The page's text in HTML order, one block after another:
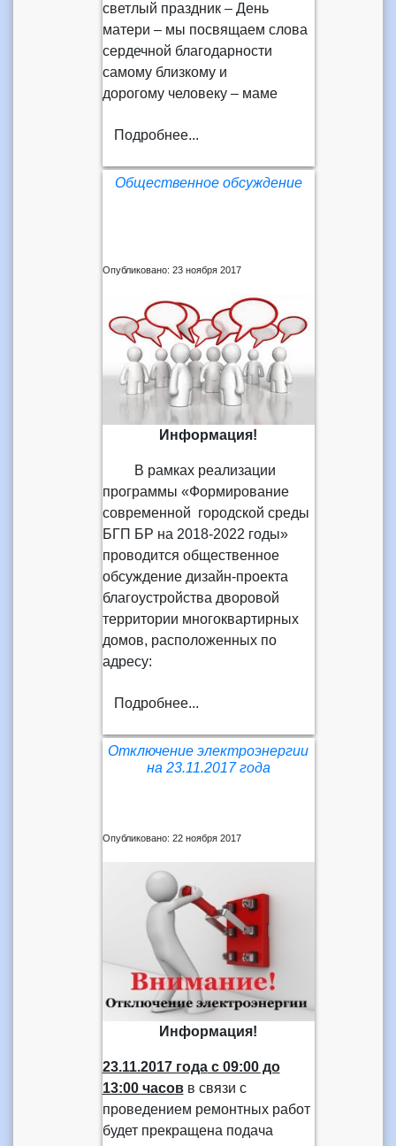
светлый праздник – День
матери – мы посвящаем слова
сердечной благодарности
самому близкому и
дорогому человеку – маме
Подробнее...
Общественное обсуждение
Опубликовано: 23 ноября 2017
Информация!
В рамках реализации
программы «Формирование
современной городской среды
БГП БР на 2018-2022 годы»
проводится общественное
обсуждение дизайн-проекта
благоустройства дворовой
территории многоквартирных
домов, расположенных по
адресу:
Подробнее...
Отключение электроэнергии
на 23.11.2017 года
Опубликовано: 22 ноября 2017
Информация!
23.11.2017 годас 09:00 до
13:00 часовв связи с
проведением ремонтных работ
будет прекращена подача